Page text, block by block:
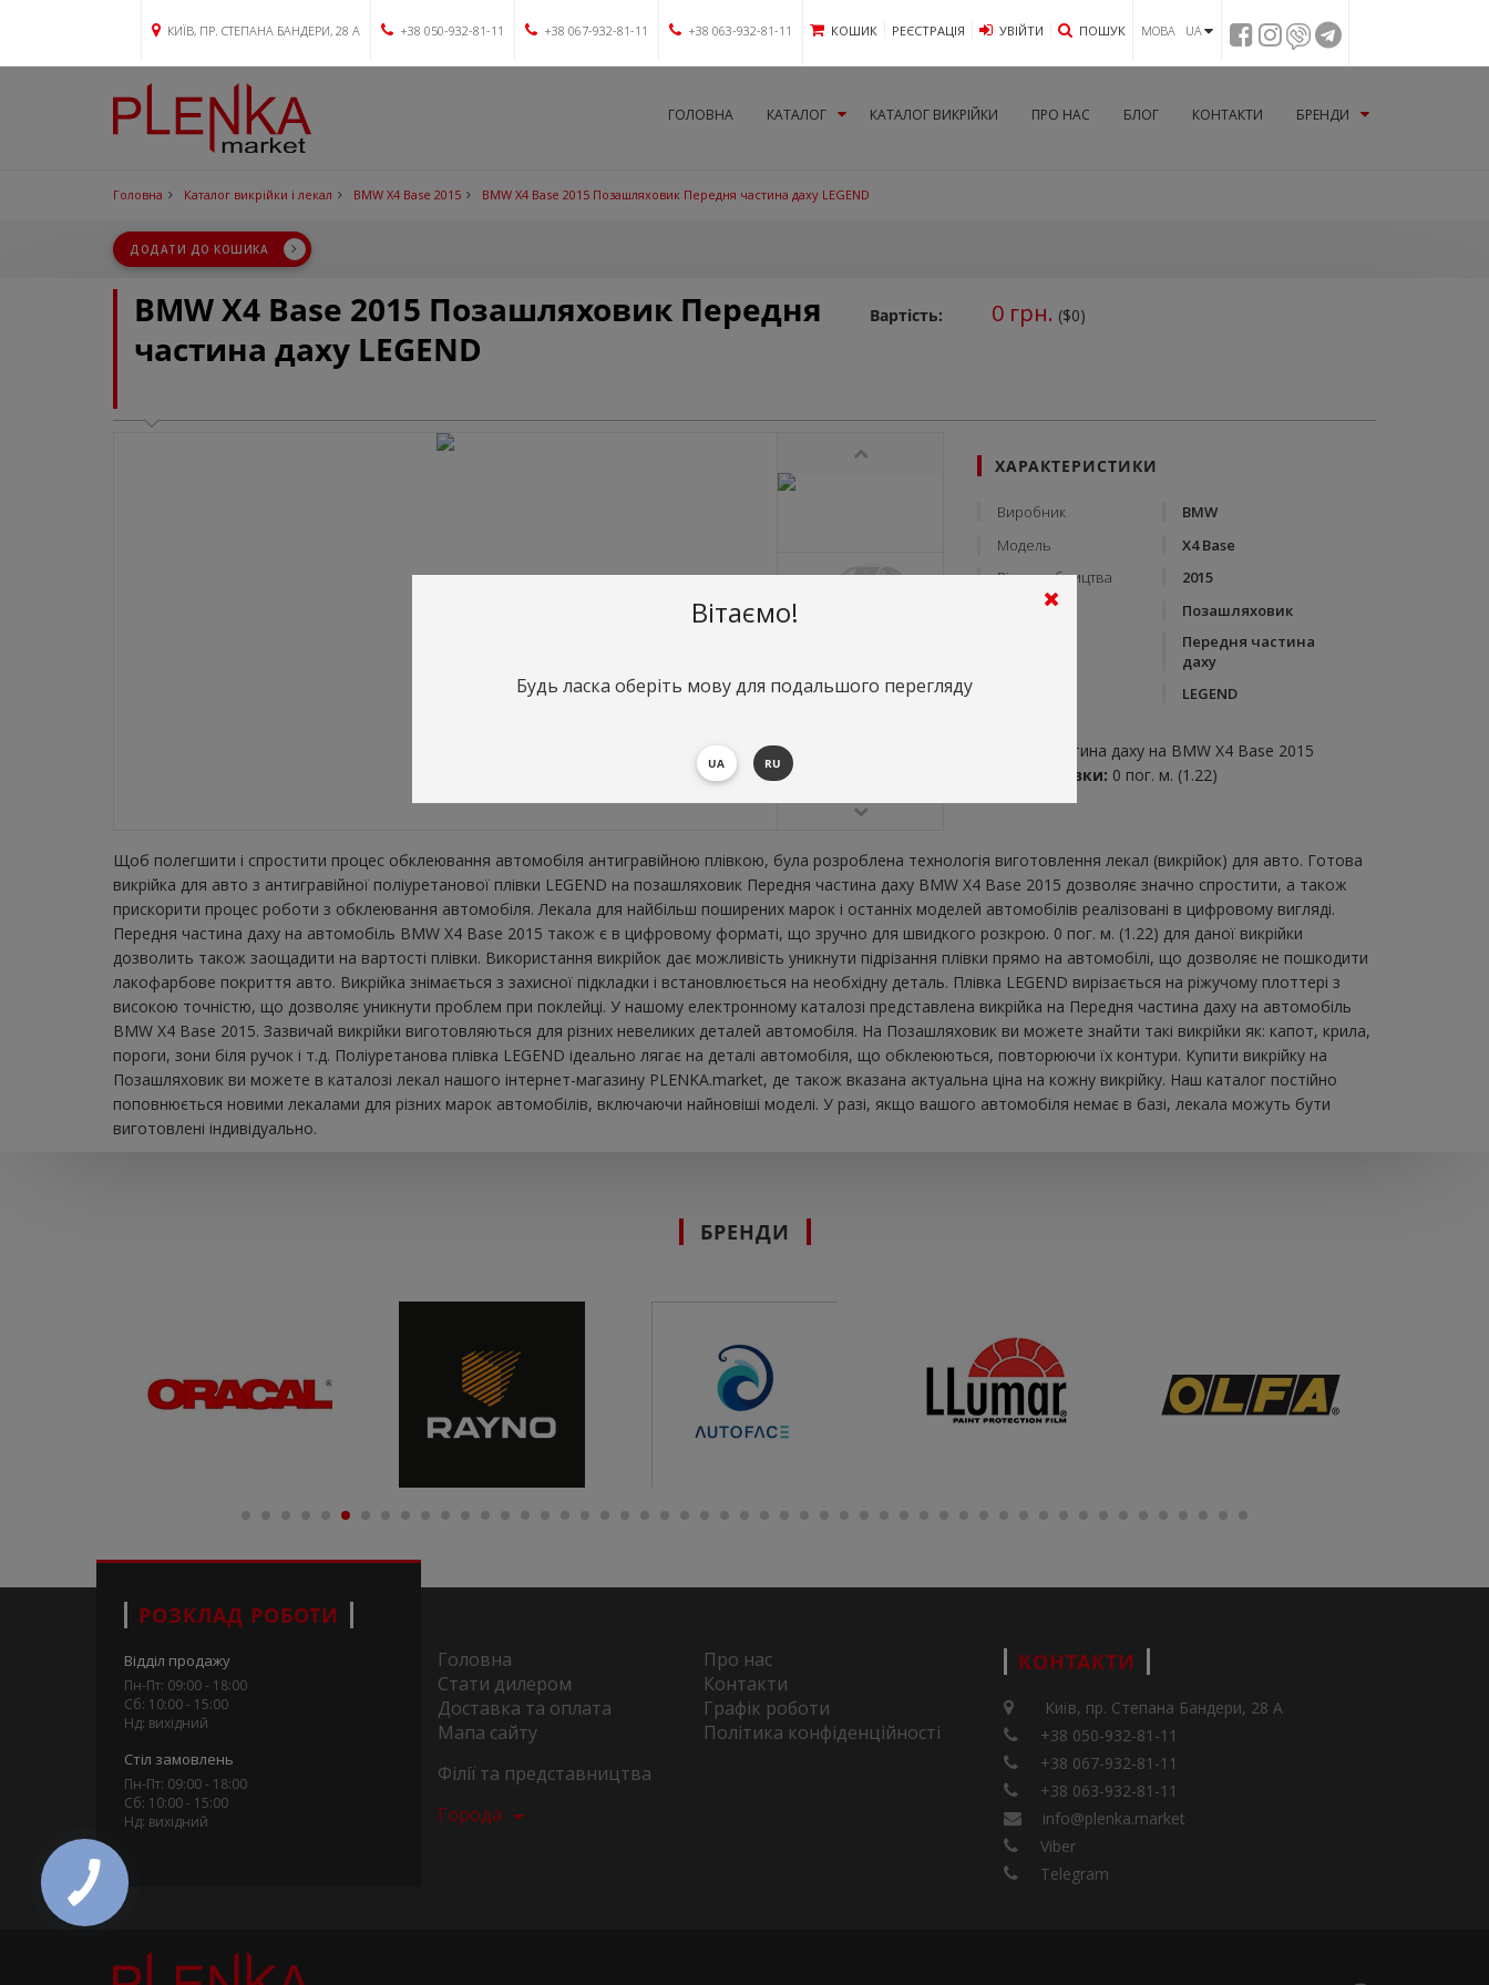
КИЇВ, ПР. СТЕПАНА БАНДЕРИ, 28 А +38 050-932-81-11 +38 067-932-81-11 +38 063-932-81-11 КОШИК РЕЄСТРАЦІЯ УВIЙТИ ПОШУК МОВА UA
ГОЛОВНА КАТАЛОГ КАТАЛОГ ВИКРІЙКИ ПРО НАС БЛОГ КОНТАКТИ БРЕНДИ
Головна Каталог викрійки і лекал BMW X4 Base 2015 BMW X4 Base 2015 Позашляховик Передня частина даху LEGEND
ДОДАТИ ДО КОШИКА
BMW X4 Base 2015 Позашляховик Передня
частина даху LEGEND
Вартість: 0грн. ($0)
ХАРАКТЕРИСТИКИ
Виробник
BMW
Модель
X4 Base
Рік виробництва
2015
Тип кузову
Позашляховик
Передня частина
даху
LEGEND
Передня частина даху на BMW X4 Base 2015
Витрата плівки: 0 пог. м. (1.22)
Щоб полегшити і спростити процес обклеювання автомобіля антигравійною плівкою, була розроблена технологія виготовлення лекал (викрійок) для авто. Готова
викрійка для авто з антигравійної поліуретанової плівки LEGEND на позашляховик Передня частина даху BMW X4 Base 2015 дозволяє значно спростити, а також
прискорити процес роботи з обклеювання автомобіля. Лекала для найбільш поширених марок і останніх моделей автомобілів реалізовані в цифровому вигляді.
Передня частина даху на автомобіль BMW X4 Base 2015 також є в цифровому форматі, що зручно для швидкого розкрою. 0 пог. м. (1.22) для даної викрійки
дозволить також заощадити на вартості плівки. Використання викрійок дає можливість уникнути підрізання плівки прямо на автомобілі, що дозволяє не пошкодити
лакофарбове покриття авто. Викрійка знімається з захисної підкладки і встановлюється на необхідну деталь. Плівка LEGEND вирізається на ріжучому плоттері з
високою точністю, що дозволяє уникнути проблем при поклейці. У нашому електронному каталозі представлена ​​викрійка на Передня частина даху на автомобіль
BMW X4 Base 2015. Зазвичай викрійки виготовляються для різних невеликих деталей автомобіля. На Позашляховик ви можете знайти такі викрійки як: капот, крила,
пороги, зони біля ручок і т.д. Поліуретанова плівка LEGEND ідеально лягає на деталі автомобіля, що обклеюються, повторюючи їх контури. Купити викрійку на
Позашляховик ви можете в каталозі лекал нашого інтернет-магазину PLENKA.market, де також вказана актуальна ціна на кожну викрійку. Наш каталог постійно
поповнюється новими лекалами для різних марок автомобілів, включаючи найновіші моделі. У разі, якщо вашого автомобіля немає в базі, лекала можуть бути
виготовлені індивідуально.
БРЕНДИ
РОЗКЛАД РОБОТИ
Відділ продажу
Пн-Пт: 09:00 - 18:00
Сб: 10:00 - 15:00
Нд: вихідний
Стіл замовлень
Пн-Пт: 09:00 - 18:00
Сб: 10:00 - 15:00
Нд: вихідний
Головна
Про нас
Стати дилером
Контакти
Доставка та оплата
Графік роботи
Мапа сайту
Політика конфіденційності
Філії та представництва
Города
КОНТАКТИ
Київ, пр. Степана Бандери, 28 А
+38 050-932-81-11
+38 067-932-81-11
+38 063-932-81-11
info@plenka.market
Viber
Telegram
Вітаємо!
Будь ласка оберіть мову для подальшого перегляду
UA RU